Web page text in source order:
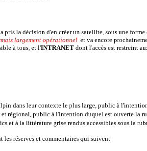
la décision d'en créer un satellite, sous une
largement opérationnel et va encore
à tous, et l'INTRANET dont l'accès est restreint
dans leur contexte le plus large, public à
régional, public à l'intention duquel est ouverte la
et à la littérature grise rendus accessibles sous la
réserves et commentaires qui suivent